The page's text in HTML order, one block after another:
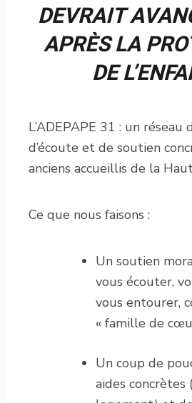
DEVRAIT
APRÈS LA
DE
L’ADEPAPE 31 : un réseau
d’écoute et de soutien
anciens accueillis de la
Ce que nous faisons :
Un soutien
vous écouter,
vous entourer,
« famille de
Un coup de
aides concrètes